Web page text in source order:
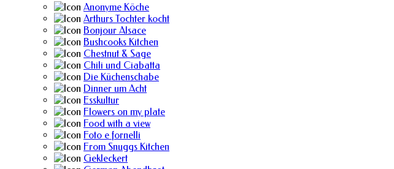
Anonyme Köche
Arthurs Tochter kocht
Bonjour Alsace
Bushcooks Kitchen
Chestnut & Sage
Chili und Ciabatta
Die Küchenschabe
Dinner um Acht
Esskultur
Flowers on my plate
Food with a view
Foto e fornelli
From Snuggs Kitchen
Gekleckert